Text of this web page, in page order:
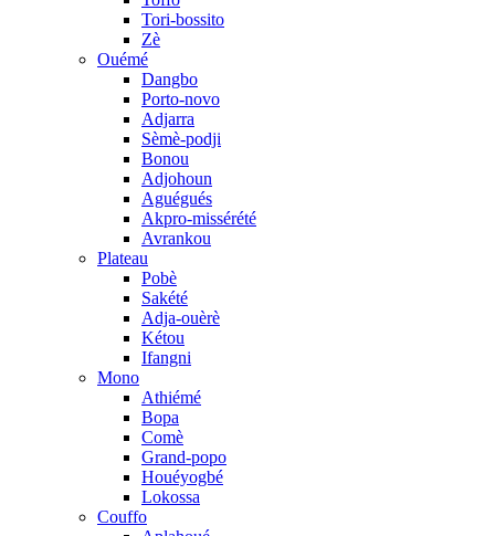
Tori-bossito
Zè
Ouémé
Dangbo
Porto-novo
Adjarra
Sèmè-podji
Bonou
Adjohoun
Aguégués
Akpro-missérété
Avrankou
Plateau
Pobè
Sakété
Adja-ouèrè
Kétou
Ifangni
Mono
Athiémé
Bopa
Comè
Grand-popo
Houéyogbé
Lokossa
Couffo